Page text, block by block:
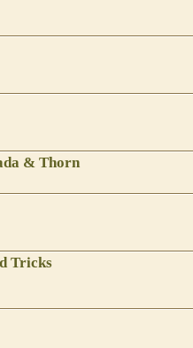
& Thorn
Tricks